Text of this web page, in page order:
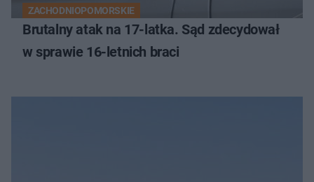
ZACHODNIOPOMORSKIE
Brutalny atak na 17-latka. Sąd zdecydował
w sprawie 16-letnich braci